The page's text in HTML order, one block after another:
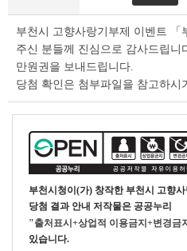
이
부천시 고향사랑기부제 이벤트 「
주신 분들께 진심으로 감사드립니
만원권을 보내드립니다.
당첨 확인은 첨부파일을 참고하시
부천시청이(가) 창작한 부천시 고향
당첨 결과 안내 저작물은 공공누리
"출처표시+상업적 이용금지+변경금
있습니다.